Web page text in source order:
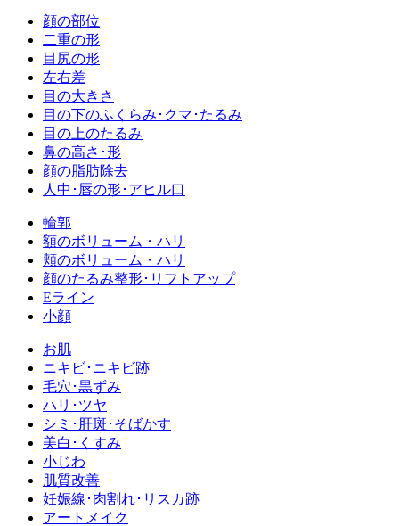
顔の部位
二重の形
目尻の形
左右差
目の大きさ
目の下のふくらみ･クマ･たるみ
目の上のたるみ
鼻の高さ･形
顔の脂肪除去
人中･唇の形･アヒル口
輪郭
額のボリューム・ハリ
頬のボリューム・ハリ
顔のたるみ整形･リフトアップ
Eライン
小顔
お肌
ニキビ･ニキビ跡
毛穴･黒ずみ
ハリ･ツヤ
シミ･肝斑･そばかす
美白･くすみ
小じわ
肌質改善
妊娠線･肉割れ･リスカ跡
アートメイク